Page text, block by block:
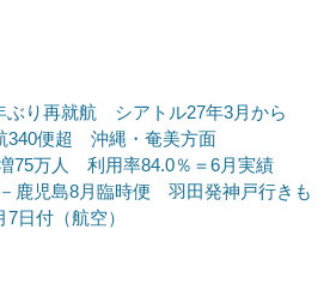
ぶり再就航 シアトル27年3月から
340便超 沖縄・奄美方面
75万人 利用率84.0％＝6月実績
鹿児島8月臨時便 羽田発神戸行きも
日付（航空）